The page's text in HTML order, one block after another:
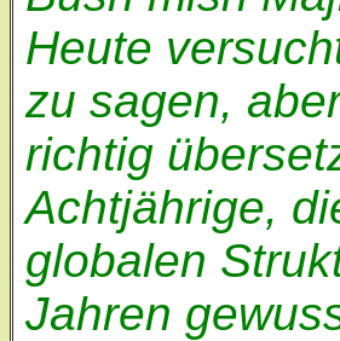
Heute
zu sagen,
richtig
Achtjährige,
globalen
Jahren